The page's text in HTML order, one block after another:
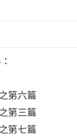
第六篇
第三篇
第七篇